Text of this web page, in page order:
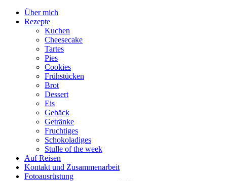
Über mich
Rezepte
Kuchen
Cheesecake
Tartes
Pies
Cookies
Frühstücken
Brot
Dessert
Eis
Gebäck
Getränke
Fruchtiges
Schokoladiges
Stulle of the week
Auf Reisen
Kontakt und Zusammenarbeit
Fotoausrüstung